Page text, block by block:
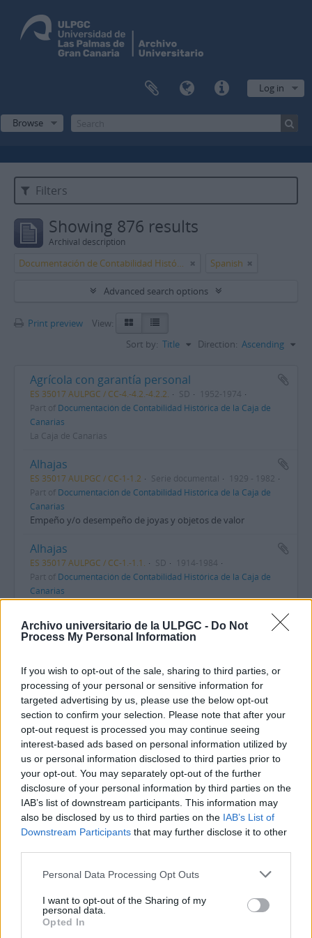
Archivo universitario de la ULPGC - Do Not
Process My Personal Information
If you wish to opt-out of the sale, sharing to third parties, or
processing of your personal or sensitive information for
targeted advertising by us, please use the below opt-out
section to confirm your selection. Please note that after your
opt-out request is processed you may continue seeing
interest-based ads based on personal information utilized by
us or personal information disclosed to third parties prior to
your opt-out. You may separately opt-out of the further
disclosure of your personal information by third parties on the
IAB’s list of downstream participants. This information may
also be disclosed by us to third parties on the IAB’s List of
Downstream Participants that may further disclose it to other
Personal Data Processing Opt Outs
I want to opt-out of the Sharing of my
personal data.
Opted In
Log in
Browse
Filters
Showing 876 results
Archival description
Documentación de Contabilidad Histórica de la Caja de Canarias Spanish
Advanced search options
Print preview
View:
Sort by: Title Direction: Ascending
Agrícola con garantía personal
ES 35017 AULPGC / CC-4.-4.2.-4.2.2. SD
1952-1974
Part of Documentación de Contabilidad Histórica de la Caja de
Canarias
La Caja de Canarias
Alhajas
ES 35017 AULPGC / CC-1-1.2 Serie documental
1929 - 1982
Part of Documentación de Contabilidad Histórica de la Caja de
Canarias
Empeño y/o desempeño de joyas y objetos de valor
Alhajas
ES 35017 AULPGC / CC-1.-1.1. SD
1914-1984
Part of Documentación de Contabilidad Histórica de la Caja de
Canarias
Anotaciones empleados
Part ofDocumentación de Contabilidad Histórica de la Caja de
Canarias
Listado nominal de empleados que solicitaron préstamos.
La Caja de Canarias
Anticipos
ES 35017 AULPGC / CC-4.-4.3.-FCHCC_04300_0745
Item
1956-1960
Part ofDocumentación de Contabilidad Histórica de la Caja de
Canarias
Listado nominal de empleados que solicitaron anticipos.
La Caja de Canarias
Anuario Oficial del Ministerio de Hacienda
ES 35017 AULPGC / CC-10.-10.3. SD
1935-1944
Canarias
Anuario del Ministerio de Hacienda